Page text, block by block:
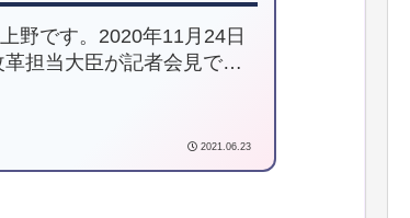
野です。2020年11月24日
担当大臣が記者会見で、
は、PPAPの問題点からP...
2021.06.23